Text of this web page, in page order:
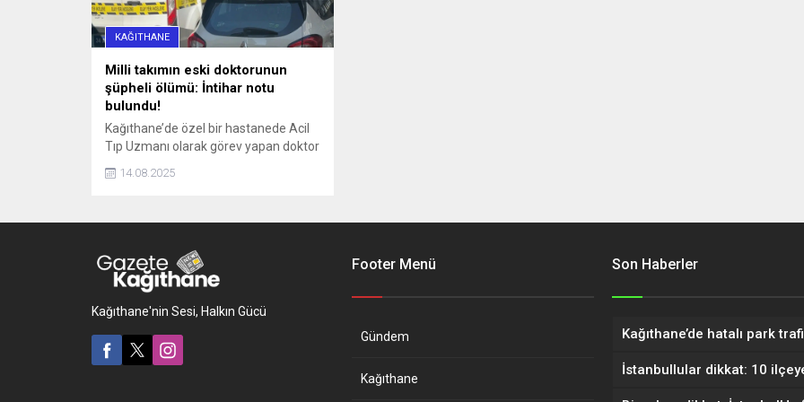
KAĞITHANE
Milli takımın eski doktorunun
şüpheli ölümü: İntihar notu
bulundu!
Kağıthane’de özel bir hastanede Acil
Tıp Uzmanı olarak görev yapan doktor
rezidanstaki dairenin yatak odasında
Bağdigen’in ölümüne ilişkin
soruşturma başlatıldı. Bağdigen'in
ölmeden önce, "Daha önce intihar
edecektim. Farklı sebeplerden dolayı
14.08.2025
Kağıthane'nin Sesi, Halkın Gücü
Footer Menü
Gündem
Kağıthane
Son Haberler